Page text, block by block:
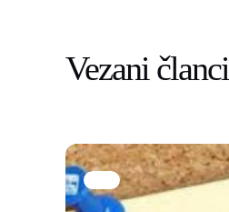
Vezani članci